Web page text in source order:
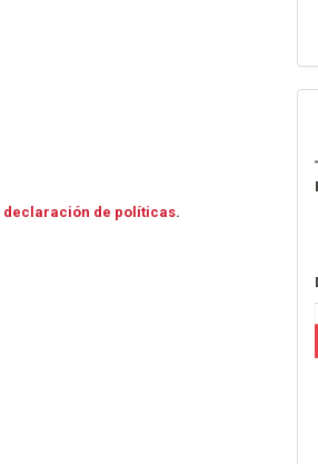
declaración de políticas.